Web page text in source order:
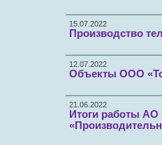
15.07.2022
Производство
12.07.2022
Объекты ООО
21.06.2022
Итоги работы АО